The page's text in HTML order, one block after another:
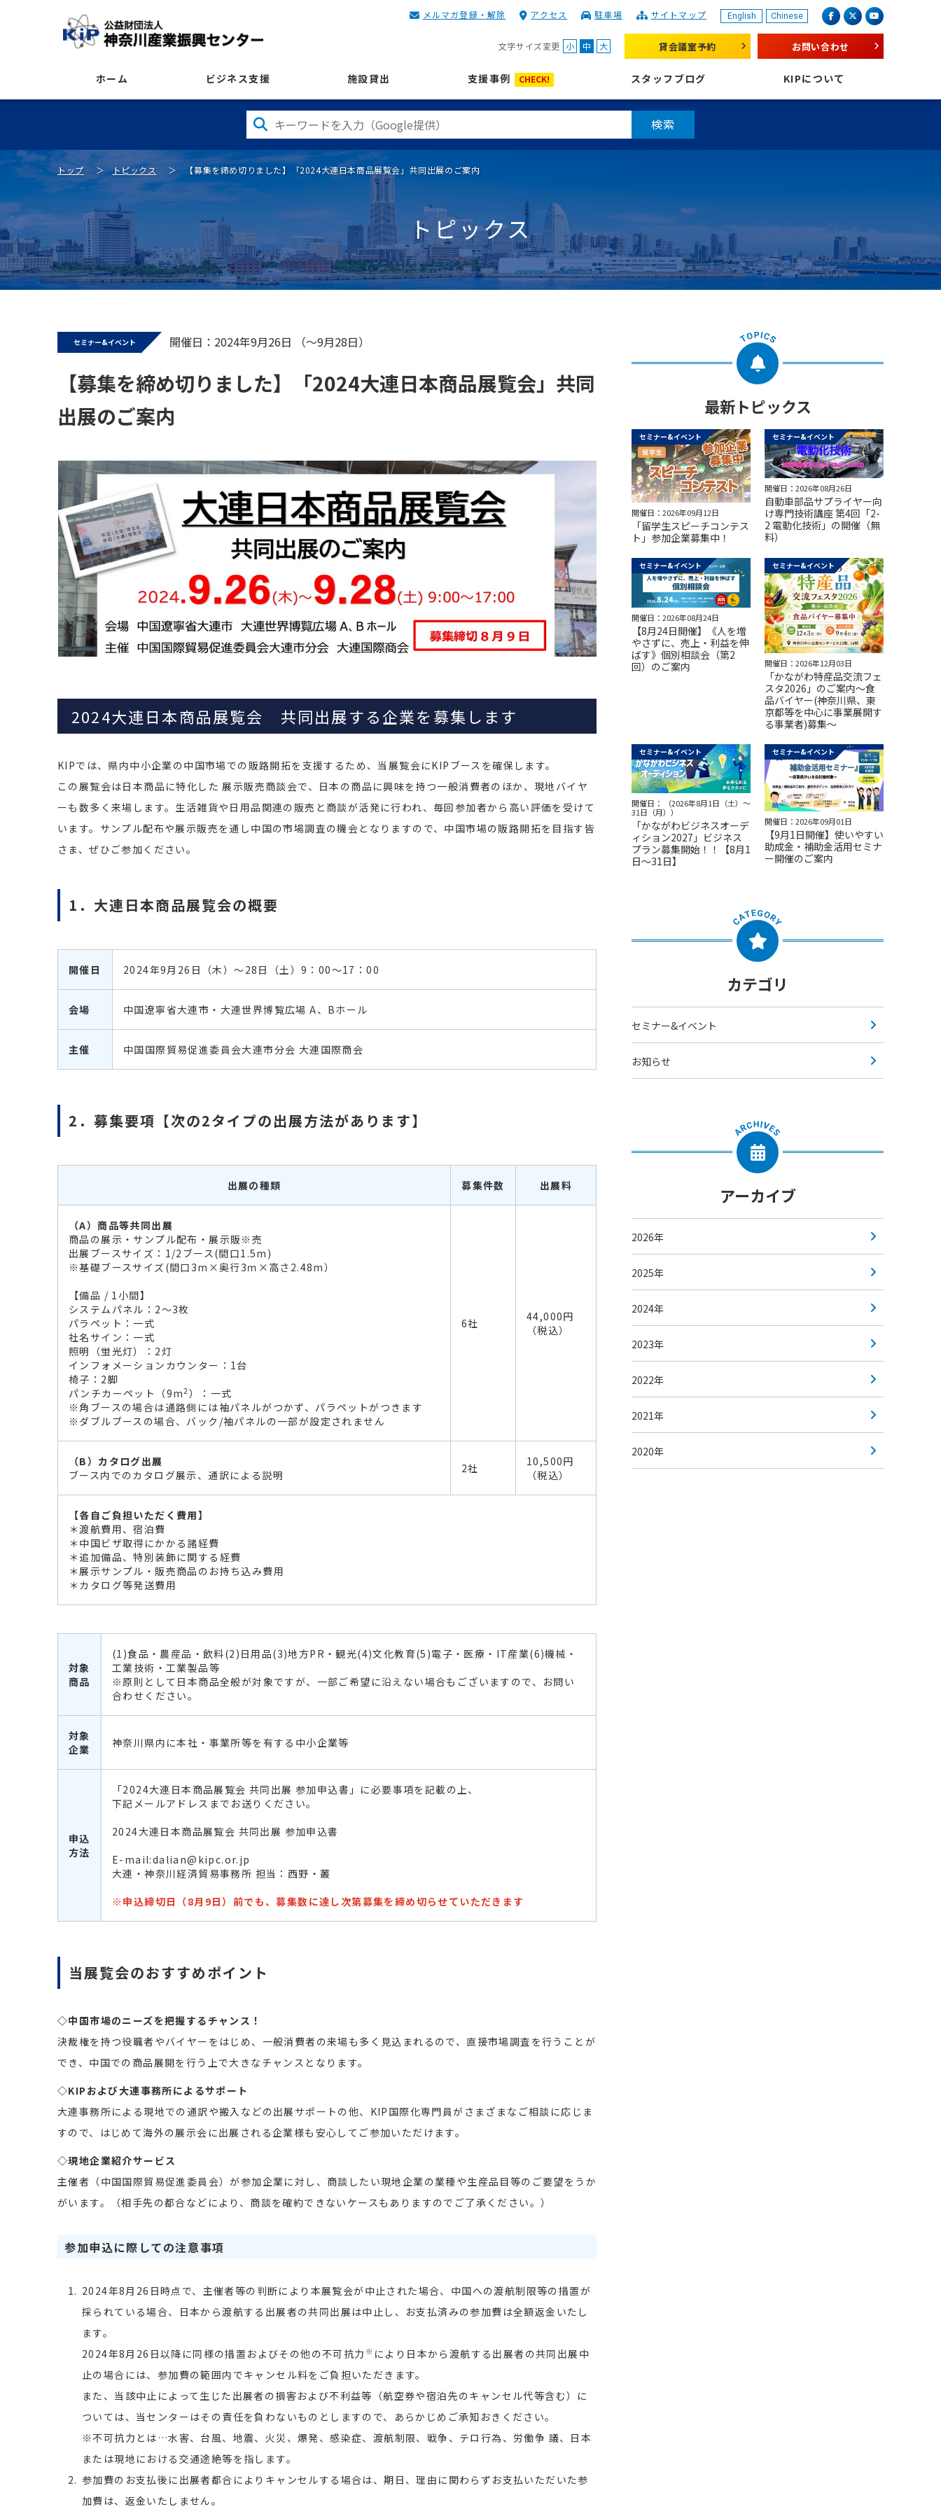
KIP | 公益財団法人 神奈川産業振興センター English Chinese facebookX（旧 twitter）
youtube
メルマガ登録・解除 アクセス 駐車場 サイトマップ
文字サイズ変更 小 中 大 貸会議室予約 お問い合わせ
ホーム ビジネス支援 施設貸出 支援事例 CHECK! スタッフブログ KIPについて
検索
トップ トピックス 【募集を締め切りました】「2024大連日本商品展覧会」共同出展のご案内
トピックス
セミナー&イベント 開催日：2024年9月26日 （～9月28日）
【募集を締め切りました】「2024大連日本商品展覧会」共同
出展のご案内
2024大連日本商品展覧会 共同出展する企業を募集します
KIPでは、県内中小企業の中国市場での販路開拓を支援するため、当展覧会にKIPブースを確保します。
この展覧会は日本商品に特化した 展示販売商談会で、日本の商品に興味を持つ一般消費者のほか、現地バイヤ
ーも数多く来場します。生活雑貨や日用品関連の販売と商談が活発に行われ、毎回参加者から高い評価を受けて
います。サンプル配布や展示販売を通し中国の市場調査の機会となりますので、中国市場の販路開拓を目指す皆
さま、ぜひご参加ください。
1．大連日本商品展覧会の概要
開催日 2024年9月26日（木）～28日（土）9：00～17：00
会場 中国遼寧省大連市・大連世界博覧広場 A、Bホール
主催 中国国際貿易促進委員会大連市分会 大連国際商会
2．募集要項【次の2タイプの出展方法があります】
出展の種類 募集件数 出展料
（A）商品等共同出展
商品の展示・サンプル配布・展示販※売
出展ブースサイズ：1/2ブース(間口1.5m)
※基礎ブースサイズ(間口3m×奥行3ｍ×高さ2.48m）
【備品 / 1小間】
システムパネル：2～3枚
パラペット：一式
社名サイン：一式
照明（蛍光灯）：2灯
インフォメーションカウンター：1台
椅子：2脚
パンチカーペット（9m2 ）：一式
※角ブースの場合は通路側には袖パネルがつかず、パラペットがつきます
※ダブルブースの場合、バック/袖パネルの一部が設定されません
6社
44,000円
（税込）
（B）カタログ出展
ブース内でのカタログ展示、通訳による説明
2社
10,500円
（税込）
【各自ご負担いただく費用】
＊渡航費用、宿泊費
＊中国ビザ取得にかかる諸経費
＊追加備品、特別装飾に関する経費
＊展示サンプル・販売商品のお持ち込み費用
＊カタログ等発送費用
対象
商品
(1)食品・農産品・飲料(2)日用品(3)地方PR・観光(4)文化教育(5)電子・医療・IT産業(6)機械・
工業技術・工業製品等
※原則として日本商品全般が対象ですが、一部ご希望に沿えない場合もございますので、お問い
合わせください。
対象
企業
神奈川県内に本社・事業所等を有する中小企業等
申込
方法
「2024大連日本商品展覧会 共同出展 参加申込書」に必要事項を記載の上、
下記メールアドレスまでお送りください。
2024大連日本商品展覧会 共同出展 参加申込書
E-mail:dalian@kipc.or.jp
大連・神奈川経済貿易事務所 担当：西野・叢
※申込締切日（8月9日）前でも、募集数に達し次第募集を締め切らせていただきます
当展覧会のおすすめポイント
◇中国市場のニーズを把握するチャンス！
決裁権を持つ役職者やバイヤーをはじめ、一般消費者の来場も多く見込まれるので、直接市場調査を行うことが
でき、中国での商品展開を行う上で大きなチャンスとなります。
◇KIPおよび大連事務所によるサポート
大連事務所による現地での通訳や搬入などの出展サポートの他、KIP国際化専門員がさまざまなご相談に応じま
すので、はじめて海外の展示会に出展される企業様も安心してご参加いただけます。
◇現地企業紹介サービス
主催者（中国国際貿易促進委員会）が参加企業に対し、商談したい現地企業の業種や生産品目等のご要望をうか
がいます。（相手先の都合などにより、商談を確約できないケースもありますのでご了承ください。）
参加申込に際しての注意事項
2024年8月26日時点で、主催者等の判断により本展覧会が中止された場合、中国への渡航制限等の措置が
採られている場合、日本から渡航する出展者の共同出展は中止し、お支払済みの参加費は全額返金いたし
ます。
2024年8月26日以降に同様の措置およびその他の不可抗力 ※ により日本から渡航する出展者の共同出展中
止の場合には、参加費の範囲内でキャンセル料をご負担いただきます。
また、当該中止によって生じた出展者の損害および不利益等（航空券や宿泊先のキャンセル代等含む）に
ついては、当センターはその責任を負わないものとしますので、あらかじめご承知おきください。
※不可抗力とは…水害、台風、地震、火災、爆発、感染症、渡航制限、戦争、テロ行為、労働争 議、日本
または現地における交通途絶等を指します。
参加費のお支払後に出展者都合によりキャンセルする場合は、期日、理由に関わらずお支払いただいた参
加費は、返金いたしません。
最新トピックス
セミナー&イベント
開催日：2026年09月12日
「留学生スピーチコンテス
ト」参加企業募集中！
セミナー&イベント
開催日：2026年08月26日
自動車部品サプライヤー向
け専門技術講座 第4回「2-
2 電動化技術」の開催（無
料）
セミナー&イベント
開催日：2026年08月24日
【8月24日開催】《人を増
やさずに、売上・利益を伸
ばす》個別相談会（第2
回）のご案内
セミナー&イベント
開催日：2026年12月03日
「かながわ特産品交流フェ
スタ2026」のご案内～食
品バイヤー(神奈川県、東
京都等を中心に事業展開す
る事業者)募集～
セミナー&イベント
開催日： （2026年8月1日（土）～
31日（月））
「かながわビジネスオーデ
ィション2027」ビジネス
プラン募集開始！！【8月1
日～31日】
セミナー&イベント
開催日：2026年09月01日
【9月1日開催】使いやすい
助成金・補助金活用セミナ
ー開催のご案内
カテゴリ
セミナー&イベント
お知らせ
アーカイブ
2026年
2025年
2024年
2023年
2022年
2021年
2020年